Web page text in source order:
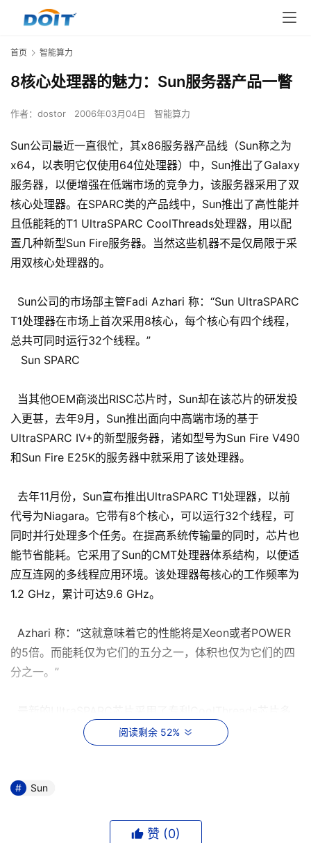
首页 智能算力
8核心处理器的魅力：Sun服务器产品一瞥
作者： dostor 2006年03月04日 智能算力
Sun公司最近一直很忙，其x86服务器产品线（Sun称之为
x64，以表明它仅使用64位处理器）中，Sun推出了Galaxy
服务器，以便增强在低端市场的竞争力，该服务器采用了双
核心处理器。在SPARC类的产品线中，Sun推出了高性能并
且低能耗的T1 UltraSPARC CoolThreads处理器，用以配
置几种新型Sun Fire服务器。当然这些机器不是仅局限于采
用双核心处理器的。
Sun公司的市场部主管Fadi Azhari 称：“Sun UltraSPARC
T1处理器在市场上首次采用8核心，每个核心有四个线程，
总共可同时运行32个线程。”
Sun SPARC
当其他OEM商淡出RISC芯片时，Sun却在该芯片的研发投
入更甚，去年9月，Sun推出面向中高端市场的基于
UltraSPARC IV+的新型服务器，诸如型号为Sun Fire V490
和Sun Fire E25K的服务器中就采用了该处理器。
去年11月份，Sun宣布推出UltraSPARC T1处理器，以前
代号为Niagara。它带有8个核心，可以运行32个线程，可
同时并行处理多个任务。在提高系统传输量的同时，芯片也
能节省能耗。它采用了Sun的CMT处理器体系结构，以便适
应互连网的多线程应用环境。该处理器每核心的工作频率为
1.2 GHz，累计可达9.6 GHz。
Azhari 称：“这就意味着它的性能将是Xeon或者POWER
的5倍。而能耗仅为它们的五分之一，体积也仅为它们的四
分之一。”
线程技术，可同Solaris 10操作系统配合使用。大多数处理
器功耗为150瓦，而CoolThreads处理器的功耗为70瓦。对
的是，2线程的Xeon 处理器的功耗为110瓦，4线程的
阅读剩余 52%
Sun
赞 (0)